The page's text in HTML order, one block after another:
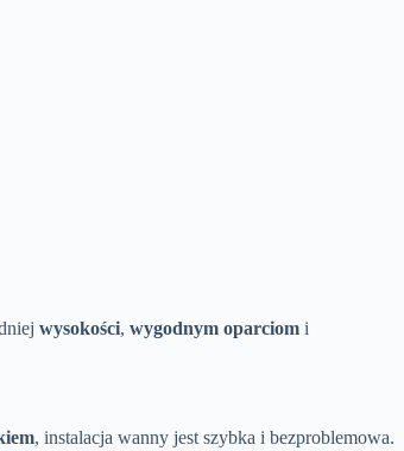
wysokości, wygodnym oparciom i
, instalacja wanny jest szybka i bezproblemowa.